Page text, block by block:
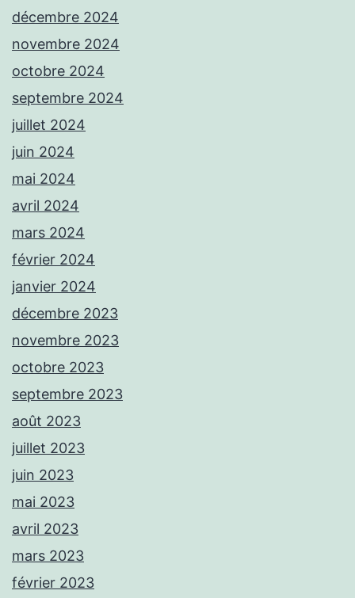
décembre 2024
novembre 2024
octobre 2024
septembre 2024
juillet 2024
juin 2024
mai 2024
avril 2024
mars 2024
février 2024
janvier 2024
décembre 2023
novembre 2023
octobre 2023
septembre 2023
août 2023
juillet 2023
juin 2023
mai 2023
avril 2023
mars 2023
février 2023